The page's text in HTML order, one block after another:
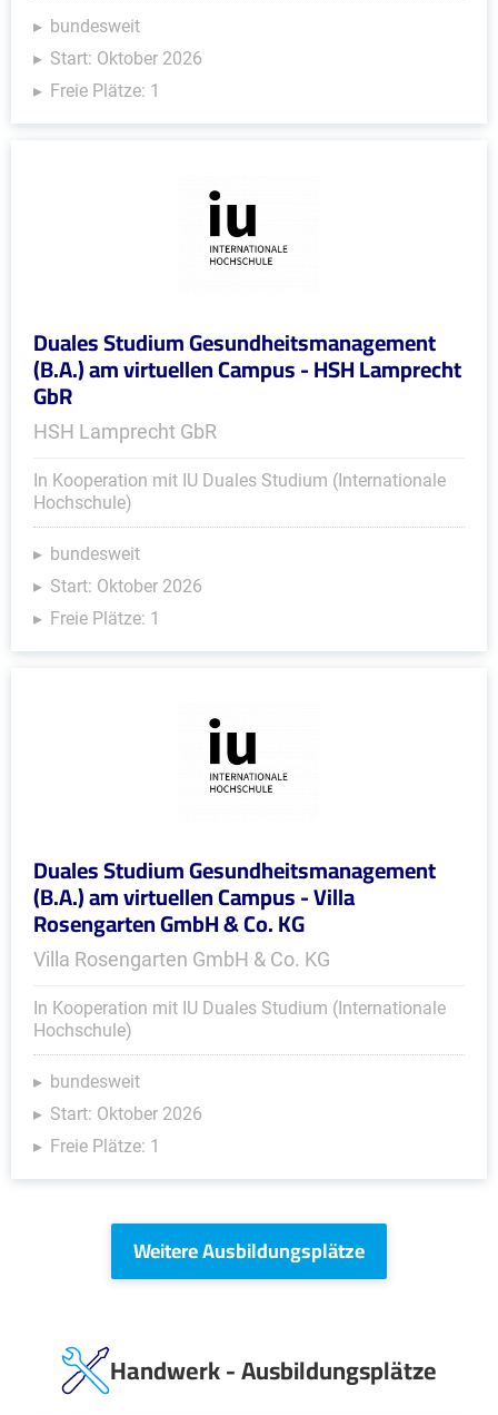
bundesweit
Start: Oktober 2026
Freie Plätze: 1
Duales Studium Gesundheitsmanagement
(B.A.) am virtuellen Campus - HSH Lamprecht
GbR
HSH Lamprecht GbR
In Kooperation mit IU Duales Studium (Internationale
Hochschule)
bundesweit
Start: Oktober 2026
Freie Plätze: 1
Duales Studium Gesundheitsmanagement
(B.A.) am virtuellen Campus - Villa
Rosengarten GmbH & Co. KG
Villa Rosengarten GmbH & Co. KG
In Kooperation mit IU Duales Studium (Internationale
Hochschule)
bundesweit
Start: Oktober 2026
Freie Plätze: 1
Weitere Ausbildungsplätze
Handwerk - Ausbildungsplätze